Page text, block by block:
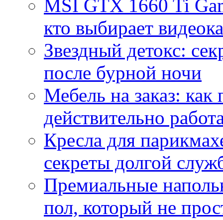
MSI GTX 1660 Ti
кто выбирает
Звездный детокс:
после бурной ночи
Мебель на заказ:
действительно
Кресла для
секреты долгой
Премиальные
пол, который не